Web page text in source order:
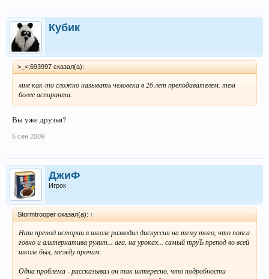
Кубик
>_<;693997 сказал(а):
мне как-то сложно называть человека в 26 лет преподавателем, тем
более аспиранта.
Вы уже друзья?
6 сен 2009
ДжиФ
Игрок
Stormtrooper сказал(а): ↑
Наш препод истории в школе разводил дискуссии на тему того, что попса
говно и альтернатива рулит... ага, на уроках... самый труЪ препод во всей
школе был, между прочим.
Одна проблема - рассказывал он так интересно, что подробности